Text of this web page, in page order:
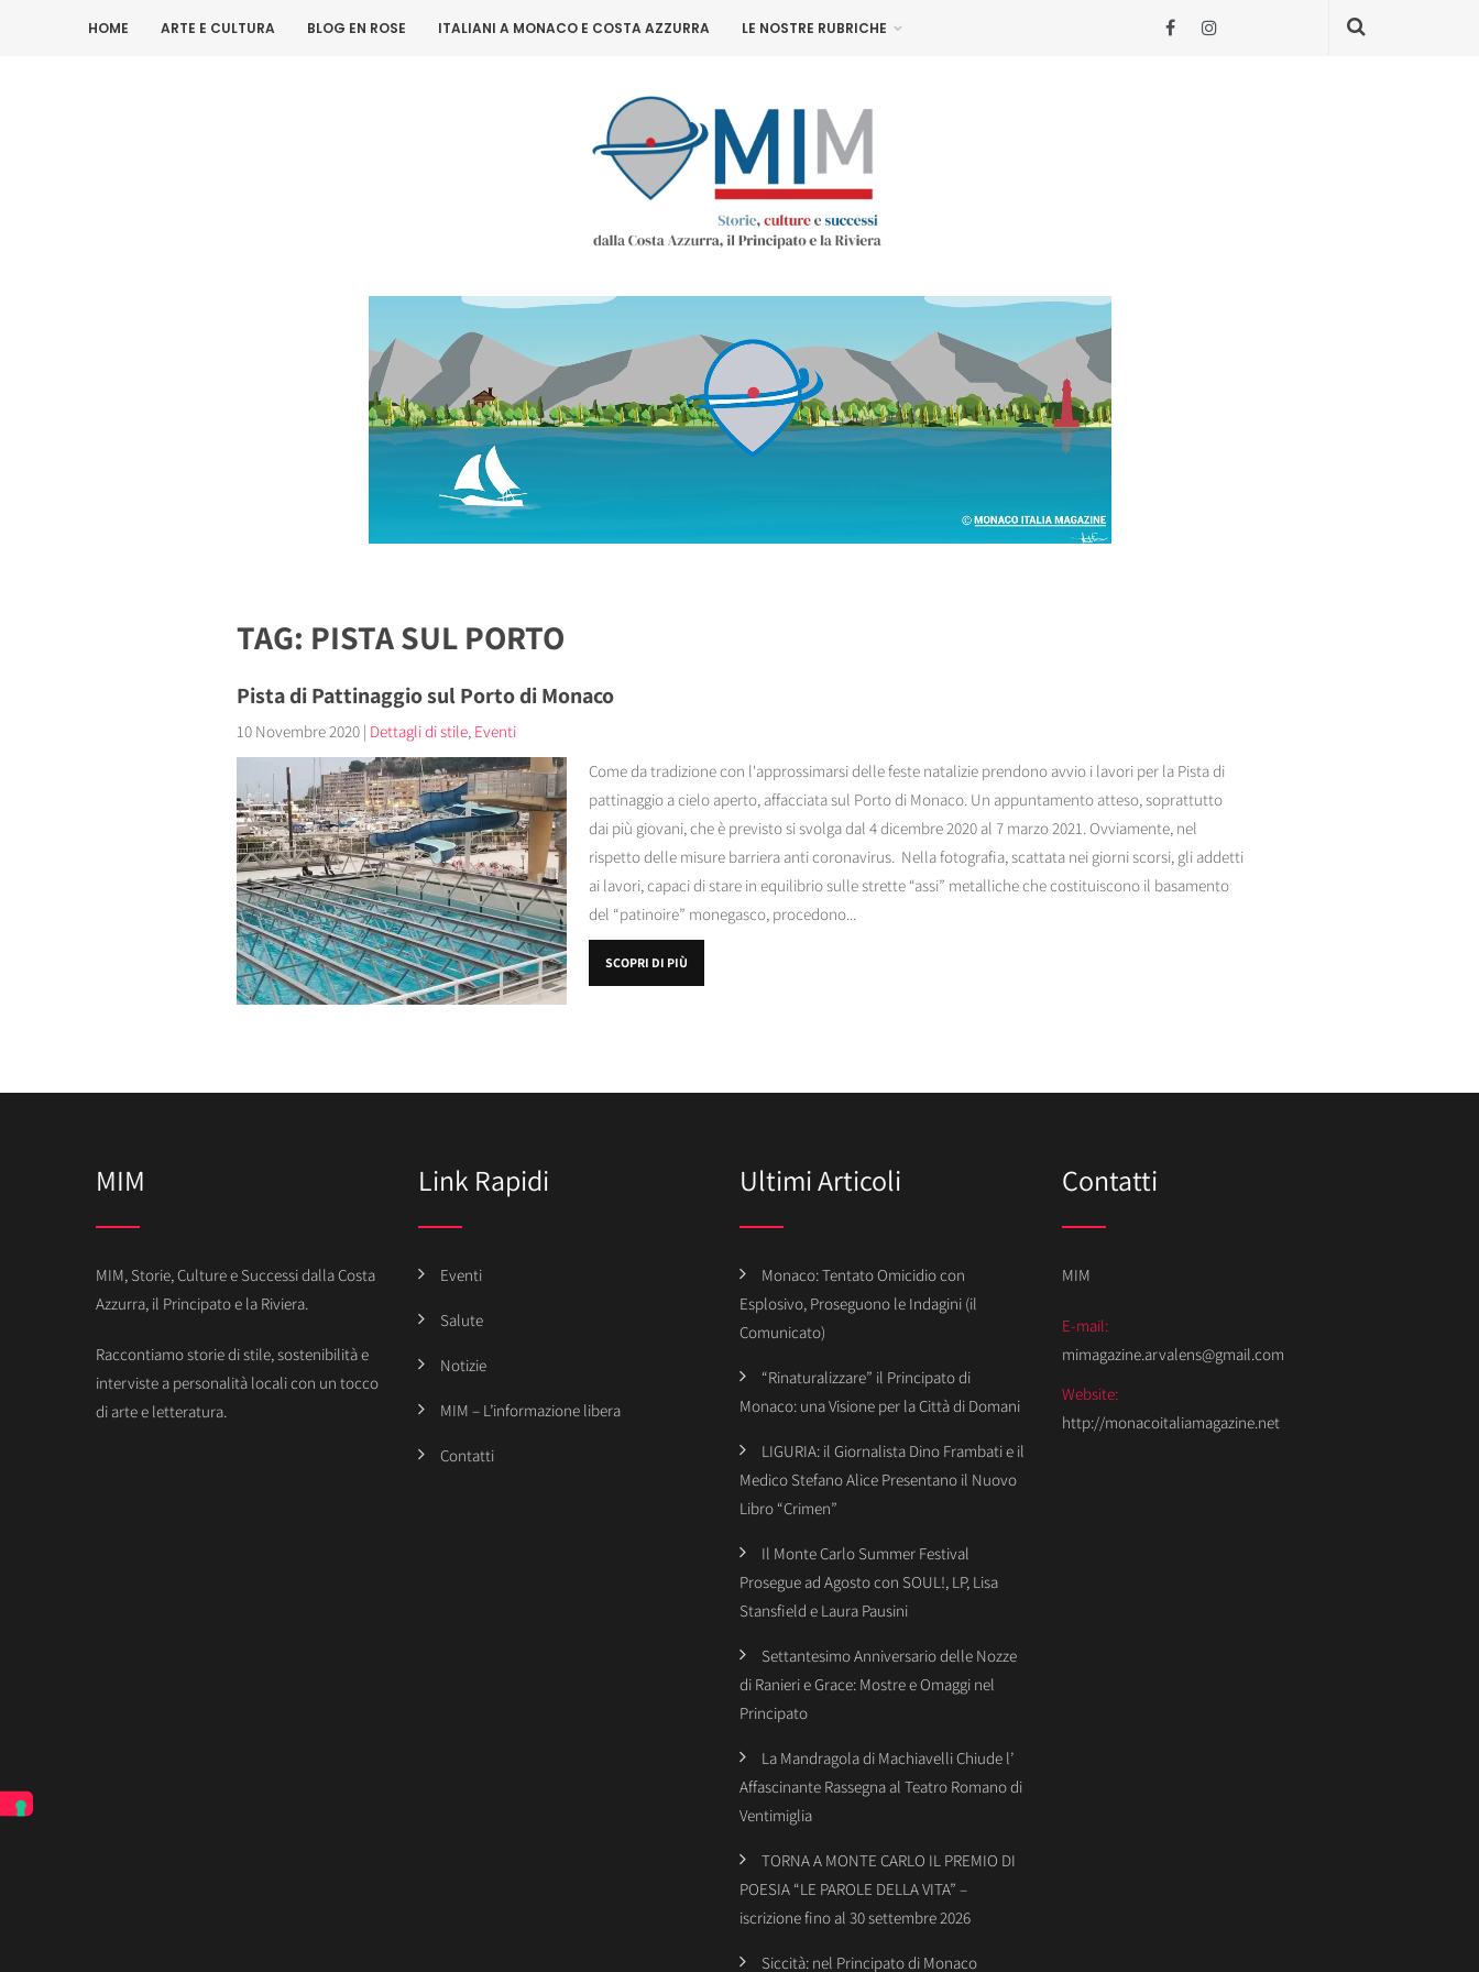
HOME ARTE E CULTURA BLOG EN ROSE ITALIANI A MONACO E COSTA AZZURRA LE NOSTRE RUBRICHE
TAG: PISTA SUL PORTO
Pista di Pattinaggio sul Porto di Monaco
10 Novembre 2020 | Dettagli di stile, Eventi
Come da tradizione con l'approssimarsi delle feste natalizie prendono avvio i lavori per la Pista di
pattinaggio a cielo aperto, affacciata sul Porto di Monaco. Un appuntamento atteso, soprattutto
dai più giovani, che è previsto si svolga dal 4 dicembre 2020 al 7 marzo 2021. Ovviamente, nel
rispetto delle misure barriera anti coronavirus. Nella fotografia, scattata nei giorni scorsi, gli addetti
ai lavori, capaci di stare in equilibrio sulle strette “assi” metalliche che costituiscono il basamento
del “patinoire” monegasco, procedono...
SCOPRI DI PIÙ
MIM
MIM, Storie, Culture e Successi dalla Costa
Azzurra, il Principato e la Riviera.
Raccontiamo storie di stile, sostenibilità e
interviste a personalità locali con un tocco
di arte e letteratura.
Link Rapidi
Eventi
Salute
Notizie
MIM – L’informazione libera
Contatti
Ultimi Articoli
Monaco: Tentato Omicidio con
Esplosivo, Proseguono le Indagini (il
Comunicato)
“Rinaturalizzare” il Principato di
Monaco: una Visione per la Città di Domani
LIGURIA: il Giornalista Dino Frambati e il
Medico Stefano Alice Presentano il Nuovo
Libro “Crimen”
Il Monte Carlo Summer Festival
Prosegue ad Agosto con SOUL!, LP, Lisa
Stansfield e Laura Pausini
Settantesimo Anniversario delle Nozze
di Ranieri e Grace: Mostre e Omaggi nel
Principato
La Mandragola di Machiavelli Chiude l’
Affascinante Rassegna al Teatro Romano di
Ventimiglia
TORNA A MONTE CARLO IL PREMIO DI
POESIA “LE PAROLE DELLA VITA” –
iscrizione fino al 30 settembre 2026
Siccità: nel Principato di Monaco
Contatti
MIM
E-mail:
mimagazine.arvalens@gmail.com
Website:
http://monacoitaliamagazine.net